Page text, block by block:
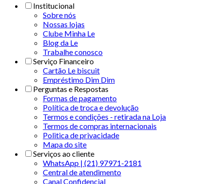
Institucional
Sobre nós
Nossas lojas
Clube Minha Le
Blog da Le
Trabalhe conosco
Serviço Financeiro
Cartão Le biscuit
Empréstimo Dim Dim
Perguntas e Respostas
Formas de pagamento
Política de troca e devolução
Termos e condições - retirada na Loja
Termos de compras internacionais
Politica de privacidade
Mapa do site
Serviços ao cliente
WhatsApp | (21) 97971-2181
Central de atendimento
Canal Confidencial